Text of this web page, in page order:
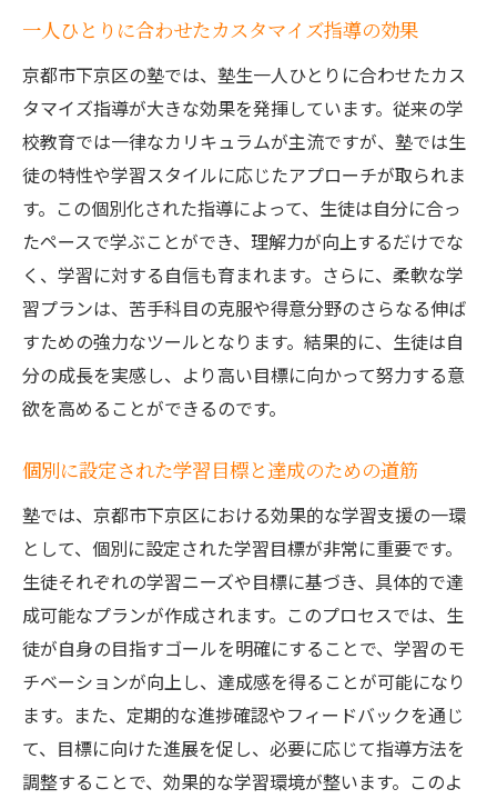
一人ひとりに合わせたカスタマイズ指導の効果
京都市下京区の塾では、塾生一人ひとりに合わせたカス
タマイズ指導が大きな効果を発揮しています。従来の学
校教育では一律なカリキュラムが主流ですが、塾では生
徒の特性や学習スタイルに応じたアプローチが取られま
す。この個別化された指導によって、生徒は自分に合っ
たペースで学ぶことができ、理解力が向上するだけでな
く、学習に対する自信も育まれます。さらに、柔軟な学
習プランは、苦手科目の克服や得意分野のさらなる伸ば
すための強力なツールとなります。結果的に、生徒は自
分の成長を実感し、より高い目標に向かって努力する意
欲を高めることができるのです。
個別に設定された学習目標と達成のための道筋
塾では、京都市下京区における効果的な学習支援の一環
として、個別に設定された学習目標が非常に重要です。
生徒それぞれの学習ニーズや目標に基づき、具体的で達
成可能なプランが作成されます。このプロセスでは、生
徒が自身の目指すゴールを明確にすることで、学習のモ
チベーションが向上し、達成感を得ることが可能になり
ます。また、定期的な進捗確認やフィードバックを通じ
て、目標に向けた進展を促し、必要に応じて指導方法を
調整することで、効果的な学習環境が整います。このよ